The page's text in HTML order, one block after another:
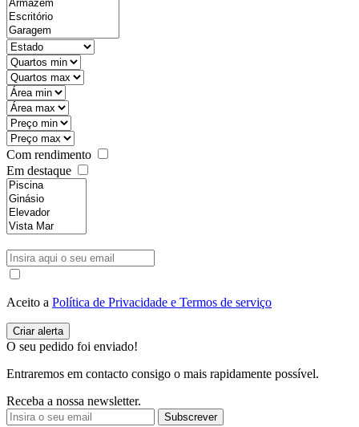
Com rendimento
Em destaque
Aceito a Política de Privacidade e Termos de serviço
O seu pedido foi enviado!
Entraremos em contacto consigo o mais rapidamente possível.
Receba a nossa newsletter.
Subscrever